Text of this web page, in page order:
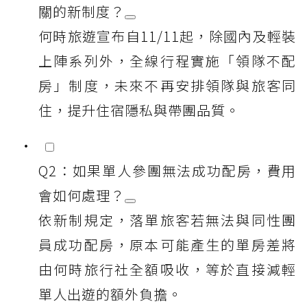
關的新制度？
何時旅遊宣布自11/11起，除國內及輕裝
上陣系列外，全線行程實施「領隊不配
房」制度，未來不再安排領隊與旅客同
住，提升住宿隱私與帶團品質。
Q2：如果單人參團無法成功配房，費用
會如何處理？
依新制規定，落單旅客若無法與同性團
員成功配房，原本可能產生的單房差將
由何時旅行社全額吸收，等於直接減輕
單人出遊的額外負擔。